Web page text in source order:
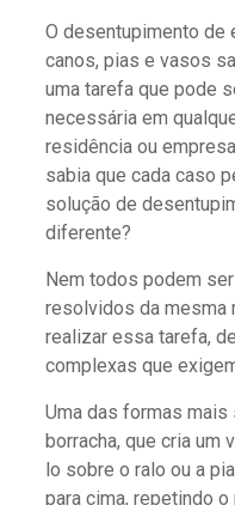
O desentupimento de
canos, pias e vasos
uma tarefa que pode
necessária em
residência ou
sabia que cada caso
solução de
diferente?
Nem todos podem ser
resolvidos da mesma
realizar essa tarefa,
complexas que
Uma das formas
borracha, que cria um
lo sobre o ralo ou a
para cima, repetindo